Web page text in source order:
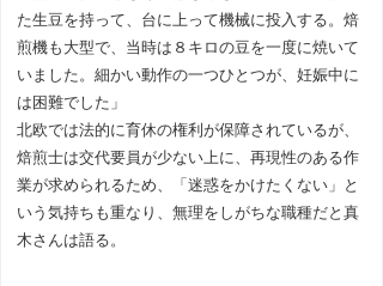
た生豆を持って、台に上って機械に投入する。焙
煎機も大型で、当時は８キロの豆を一度に焼いて
いました。細かい動作の一つひとつが、妊娠中に
は困難でした」
北欧では法的に育休の権利が保障されているが、
焙煎士は交代要員が少ない上に、再現性のある作
業が求められるため、「迷惑をかけたくない」と
いう気持ちも重なり、無理をしがちな職種だと真
木さんは語る。